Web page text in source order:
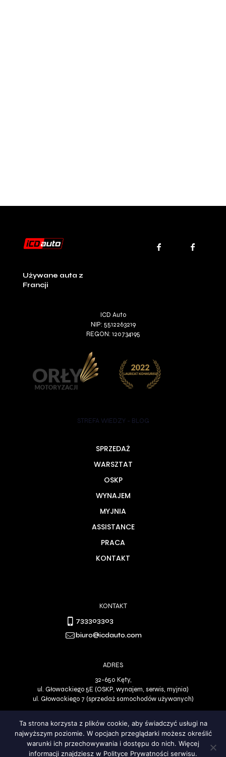
Używane auta z
Francji
ICD Auto
NIP: 5512263219
REGON: 120734195
STREFA WIEDZY - BLOG
SPRZEDAŻ
WARSZTAT
OSKP
WYNAJEM
MYJNIA
ASSISTANCE
PRACA
KONTAKT
KONTAKT
733303303
biuro@icdauto.com
ADRES
32-650 Kęty,
ul. Głowackiego 5E (OSKP, wynajem, serwis, myjnia)
ul. Głowackiego 7 (sprzedaż samochodów używanych)
Polityka Prywatności DO GÓRY
Ta strona korzysta z plików cookie, aby świadczyć usługi na
najwyższym poziomie. W opcjach przeglądarki możesz określić
warunki ich przechowywania i dostępu do nich. Więcej
informacji znajdziesz w Polityce Prywatności serwisu.